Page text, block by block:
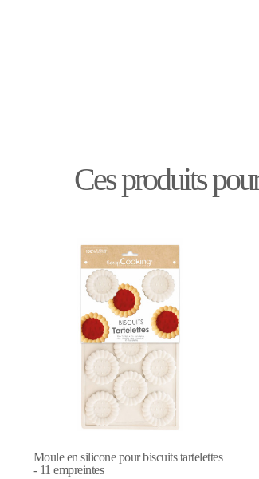
Ces produits
Tapis en silicone pour tuiles à motifs